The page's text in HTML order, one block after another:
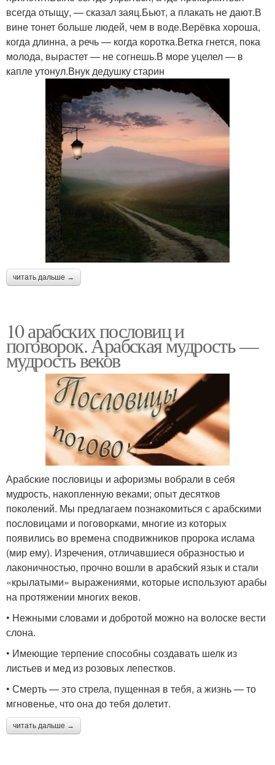
всегда отыщу, — сказал заяц.Бьют, а плакать не дают.В
вине тонет больше людей, чем в воде.Верёвка хороша,
когда длинна, а речь — когда коротка.Ветка гнется, пока
молода, вырастет — не согнешь.В море уцелел — в
капле утонул.Внук дедушку старин
читать дальше →
10 арабских пословиц и
поговорок. Арабская мудрость —
мудрость веков
Арабские пословицы и афоризмы вобрали в себя
мудрость, накопленную веками; опыт десятков
поколений. Мы предлагаем познакомиться с арабскими
пословицами и поговорками, многие из которых
появились во времена сподвижников пророка ислама
(мир ему). Изречения, отличавшиеся образностью и
лаконичностью, прочно вошли в арабский язык и стали
«крылатыми» выражениями, которые используют арабы
на протяжении многих веков.
• Нежными словами и добротой можно на волоске вести
слона.
• Имеющие терпение способны создавать шелк из
листьев и мед из розовых лепестков.
• Смерть — это стрела, пущенная в тебя, а жизнь — то
мгновенье, что она до тебя долетит.
читать дальше →